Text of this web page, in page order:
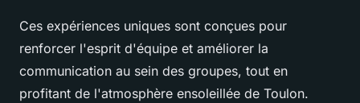
Ces expériences uniques sont conçues pour
renforcer l'esprit d'équipe et améliorer la
communication au sein des groupes, tout en
profitant de l'atmosphère ensoleillée de Toulon.